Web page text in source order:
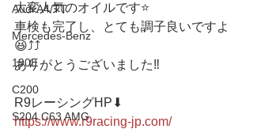
Audi A4/TT
Mercedes-Benz
190E
C200
S204 C63 AMG
大変人気のオイルです⭐️
車検も完了し、とても調子良いですよ
😆⤴️⤴️
ありがとうございました‼️
R9レーシングHP⬇︎
https://www.r9racing-jp.com/